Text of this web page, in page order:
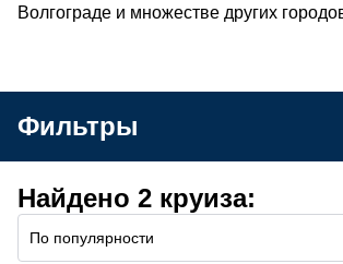
Волгограде и множестве других
Фильтры
Найдено 2 круиза:
По популярности